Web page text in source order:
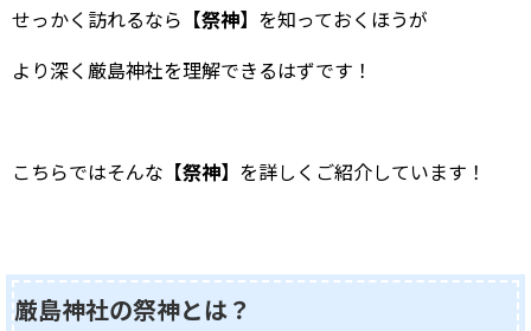
せっかく訪れるなら 【祭神】 を知っておくほうが
より深く厳島神社を理解できるはずです！
こちらではそんな 【祭神】 を詳しくご紹介しています！
厳島神社の祭神とは？